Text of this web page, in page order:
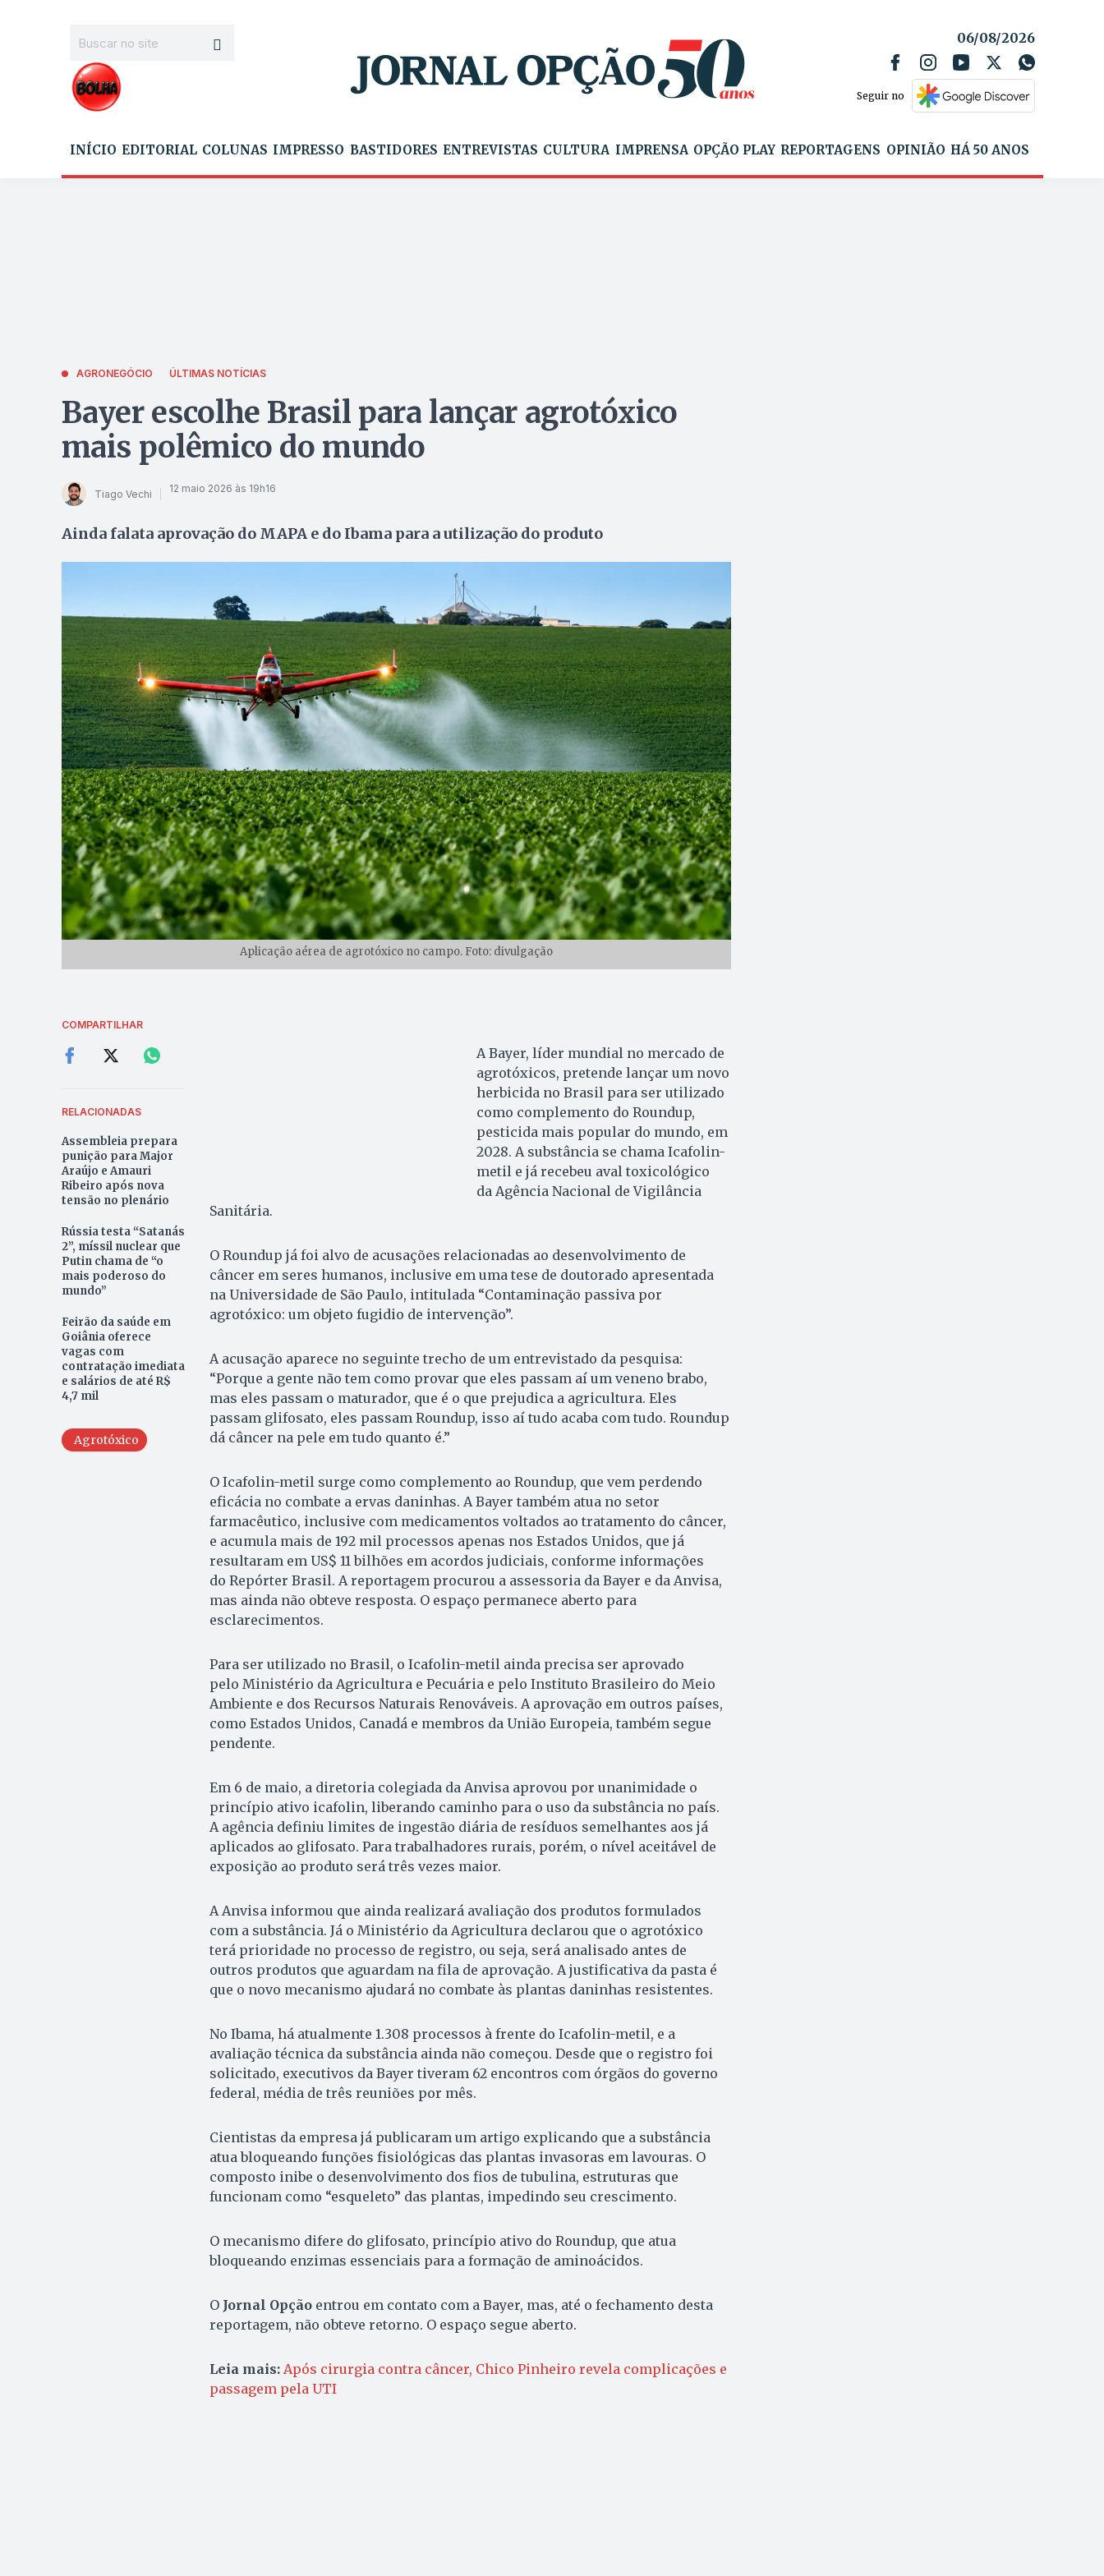
06/08/2026
Seguir no
INÍCIO EDITORIAL COLUNAS IMPRESSO BASTIDORES ENTREVISTAS CULTURA IMPRENSA OPÇÃO PLAY REPORTAGENS OPINIÃO HÁ 50 ANOS
AGRONEGÓCIO ÚLTIMAS NOTÍCIAS
Bayer escolhe Brasil para lançar agrotóxico
mais polêmico do mundo
Tiago Vechi 12 maio 2026 às 19h16
Ainda falata aprovação do MAPA e do Ibama para a utilização do produto
Aplicação aérea de agrotóxico no campo. Foto: divulgação
COMPARTILHAR
RELACIONADAS
Assembleia prepara
punição para Major
Araújo e Amauri
Ribeiro após nova
tensão no plenário
Rússia testa “Satanás
2”, míssil nuclear que
Putin chama de “o
mais poderoso do
mundo”
Feirão da saúde em
Goiânia oferece
vagas com
contratação imediata
e salários de até R$
4,7 mil
Agrotóxico
A Bayer, líder mundial no mercado de
agrotóxicos, pretende lançar um novo
herbicida no Brasil para ser utilizado
como complemento do Roundup,
pesticida mais popular do mundo, em
2028. A substância se chama Icafolin-
metil e já recebeu aval toxicológico
da Agência Nacional de Vigilância
Sanitária.
O Roundup já foi alvo de acusações relacionadas ao desenvolvimento de
câncer em seres humanos, inclusive em uma tese de doutorado apresentada
na Universidade de São Paulo, intitulada “Contaminação passiva por
agrotóxico: um objeto fugidio de intervenção”.
A acusação aparece no seguinte trecho de um entrevistado da pesquisa:
“Porque a gente não tem como provar que eles passam aí um veneno brabo,
mas eles passam o maturador, que é o que prejudica a agricultura. Eles
passam glifosato, eles passam Roundup, isso aí tudo acaba com tudo. Roundup
dá câncer na pele em tudo quanto é.”
O Icafolin-metil surge como complemento ao Roundup, que vem perdendo
eficácia no combate a ervas daninhas. A Bayer também atua no setor
farmacêutico, inclusive com medicamentos voltados ao tratamento do câncer,
e acumula mais de 192 mil processos apenas nos Estados Unidos, que já
resultaram em US$ 11 bilhões em acordos judiciais, conforme informações
do Repórter Brasil. A reportagem procurou a assessoria da Bayer e da Anvisa,
mas ainda não obteve resposta. O espaço permanece aberto para
esclarecimentos.
Para ser utilizado no Brasil, o Icafolin-metil ainda precisa ser aprovado
pelo Ministério da Agricultura e Pecuária e pelo Instituto Brasileiro do Meio
Ambiente e dos Recursos Naturais Renováveis. A aprovação em outros países,
como Estados Unidos, Canadá e membros da União Europeia, também segue
pendente.
Em 6 de maio, a diretoria colegiada da Anvisa aprovou por unanimidade o
princípio ativo icafolin, liberando caminho para o uso da substância no país.
A agência definiu limites de ingestão diária de resíduos semelhantes aos já
aplicados ao glifosato. Para trabalhadores rurais, porém, o nível aceitável de
exposição ao produto será três vezes maior.
A Anvisa informou que ainda realizará avaliação dos produtos formulados
com a substância. Já o Ministério da Agricultura declarou que o agrotóxico
terá prioridade no processo de registro, ou seja, será analisado antes de
outros produtos que aguardam na fila de aprovação. A justificativa da pasta é
que o novo mecanismo ajudará no combate às plantas daninhas resistentes.
No Ibama, há atualmente 1.308 processos à frente do Icafolin-metil, e a
avaliação técnica da substância ainda não começou. Desde que o registro foi
solicitado, executivos da Bayer tiveram 62 encontros com órgãos do governo
federal, média de três reuniões por mês.
Cientistas da empresa já publicaram um artigo explicando que a substância
atua bloqueando funções fisiológicas das plantas invasoras em lavouras. O
composto inibe o desenvolvimento dos fios de tubulina, estruturas que
funcionam como “esqueleto” das plantas, impedindo seu crescimento.
O mecanismo difere do glifosato, princípio ativo do Roundup, que atua
bloqueando enzimas essenciais para a formação de aminoácidos.
O Jornal Opçãoentrou em contato com a Bayer, mas, até o fechamento desta
reportagem, não obteve retorno. O espaço segue aberto.
Leia mais: Após cirurgia contra câncer, Chico Pinheiro revela complicações e
passagem pela UTI